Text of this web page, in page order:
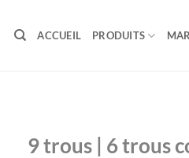
ACCUEIL PRODUITS
9 trous | 6 trous